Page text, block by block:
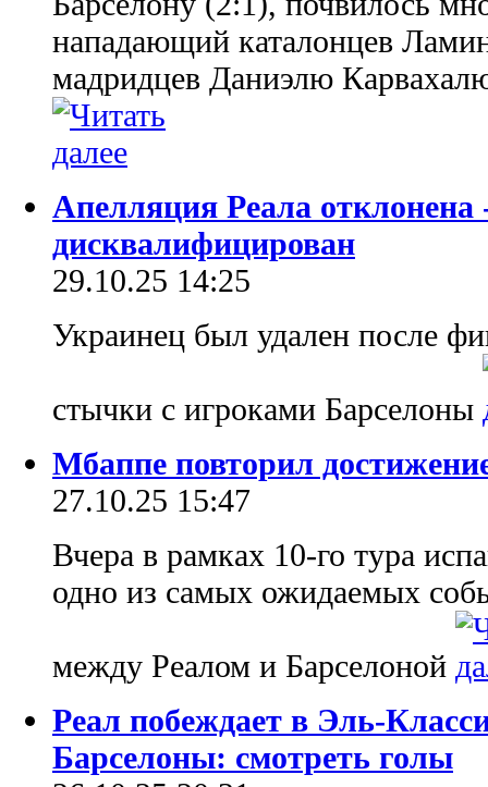
нападающий каталонцев
мадридцев Даниэлю
Апелляция Реала
дисквалифицирован
29.10.25 14:25
Украинец был удален после
стычки с игроками Барселоны
Мбаппе повторил
27.10.25 15:47
Вчера в рамках 10-го тура
одно из самых ожидаемых
между Реалом и Барселоной
Реал побеждает в Эль-
Барселоны: смотреть голы